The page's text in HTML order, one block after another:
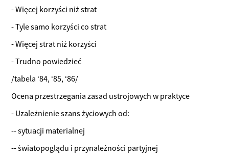
- Więcej korzyści niż strat
- Tyle samo korzyści co strat
- Więcej strat niż korzyści
- Trudno powiedzieć
/tabela ‘84, ‘85, ‘86/
Ocena przestrzegania zasad ustrojowych w praktyce
- Uzależnienie szans życiowych od:
-- sytuacji materialnej
-- światopoglądu i przynależności partyjnej